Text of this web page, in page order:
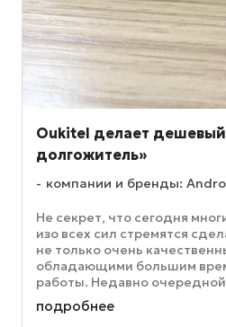
Oukitel делает
долгожитель»
компании и бренды:
Не секрет, что сегодня
изо всех сил стремятся
не только очень
обладающими большим
работы. Недавно
долгожитель» представил
подробнее